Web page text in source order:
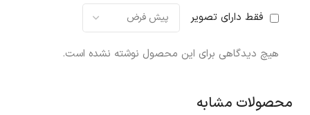
فقط دارای تصویر
هیچ دیدگاهی برای این محصول نوشته نشده است.
محصولات مشابه